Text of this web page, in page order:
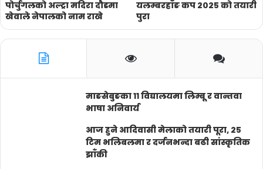
पोर्चुगलको अल्ट्रा मदिरा दौडमा
खेवाले नेपालको नाम राखे
यलम्बरहाँङ कप २०२५ को तयारी
पुरा
माङसेबुङका ११ विद्यालयमा लिम्बू र वान्तवा
भाषा अनिवार्य
आज हुने आदिवासी मेलाको तयारी पूरा, २५
टिम भलिबलमा र दर्जनभन्दा बढी सांस्कृतिक
झाँकी